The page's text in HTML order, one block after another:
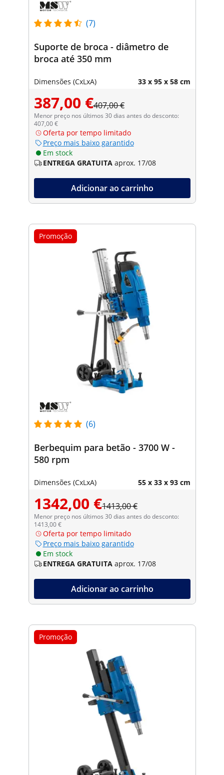
(7)
Suporte de broca - diâmetro de
broca até 350 mm
Dimensões (CxLxA) 33 x 95 x 58 cm
387,00 €407,00 €
Menor preço nos últimos 30 dias antes do desconto:
407,00 €
Oferta por tempo limitado
Preço mais baixo garantido
Em stock
ENTREGA GRATUITA aprox. 17/08
Adicionar ao carrinho
Promoção
(6)
Berbequim para betão - 3700 W -
580 rpm
Dimensões (CxLxA) 55 x 33 x 93 cm
1342,00 €1413,00 €
Menor preço nos últimos 30 dias antes do desconto:
1413,00 €
Oferta por tempo limitado
Preço mais baixo garantido
Em stock
ENTREGA GRATUITA aprox. 17/08
Adicionar ao carrinho
Promoção